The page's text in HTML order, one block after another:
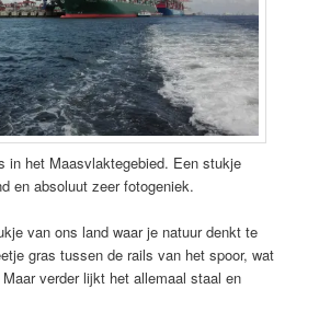
in het Maasvlaktegebied. Een stukje
en absoluut zeer fotogeniek.
van ons land waar je natuur denkt te
gras tussen de rails van het spoor, wat
verder lijkt het allemaal staal en